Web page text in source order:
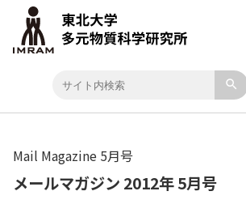
search
Mail Magazine 5月号
メールマガジン 2012年 5月号